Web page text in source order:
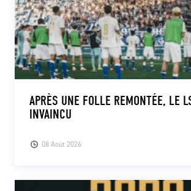
08 Août 2026
APRÈS UNE FOLLE REMONTÉE, LE
INVAINCU